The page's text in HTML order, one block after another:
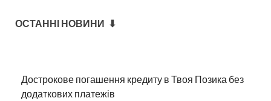
ОСТАННІ НОВИНИ ⬇
Дострокове погашення кредиту в Твоя Позика без
додаткових платежів